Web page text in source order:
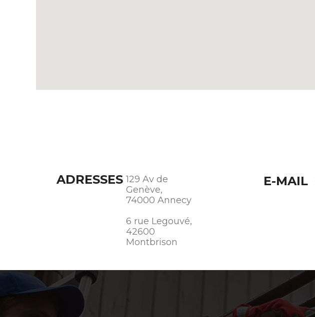
ADRESSES 129 Av de
Genève,
74000 Annecy
6 rue Legouvé,
42600
Montbrison
E-MAIL